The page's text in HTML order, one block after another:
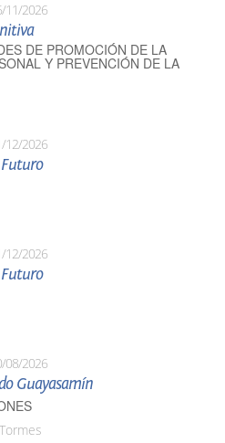
11/2026
DE PROMOCIÓN DE LA
Y PREVENCIÓN DE LA
12/2026
12/2026
08/2026
Guayasamín